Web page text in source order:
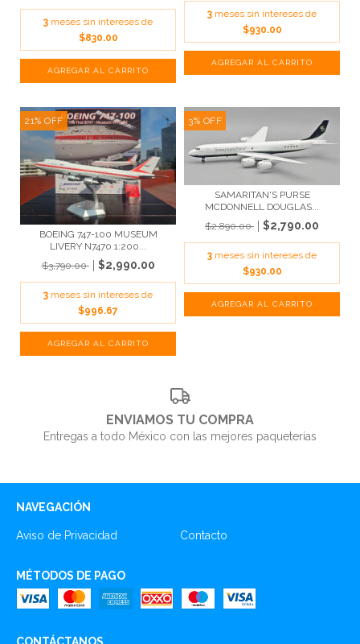
3 meses sin intereses de
$830.00
3 meses sin intereses de
$930.00
21% OFF
BOEING 747-100 MUSEUM
LIVERY N7470 1:200...
$3,790.00
$2,990.00
3 meses sin intereses de
$996.67
3% OFF
SAMARITAN'S PURSE
MCDONNELL DOUGLAS...
$2,890.00
$2,790.00
3 meses sin intereses de
$930.00
ENVIAMOS TU COMPRA
Entregas a todo México con las mejores paqueterías
NAVEGACIÓN
Aviso de Privacidad Contacto
MÉTODOS DE PAGO